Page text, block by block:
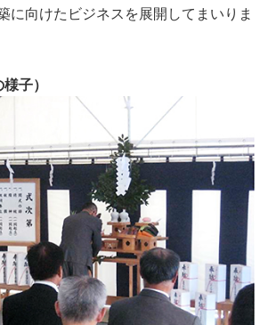
に向けたビジネスを展開してまいりま
子）